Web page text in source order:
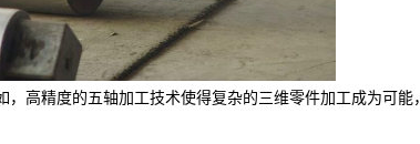
高精度的五轴加工技术使得复杂的三维零件加工成为可